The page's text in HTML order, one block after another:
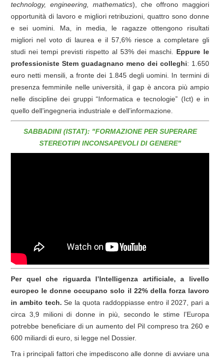
technology, engineering, mathematics), che offrono maggiori
opportunità di lavoro e migliori retribuzioni, quattro sono donne
e sei uomini. Ma, in media, le ragazze ottengono risultati
migliori nel voto di laurea e il 57,6% riesce a completare gli
studi nei tempi previsti rispetto al 53% dei maschi. Eppure le
professioniste Stem guadagnano meno dei colleghi: 1.650
euro netti mensili, a fronte dei 1.845 degli uomini. In termini di
presenza femminile nelle università, il gap è ancora più ampio
nelle discipline dei gruppi “Informatica e tecnologie” (Ict) e in
quello dell’ingegneria industriale e dell’informazione.
SABBADINI (ISTAT): "FORMAZIONE PER SUPERARE
STEREOTIPI INCONSAPEVOLI DI GENERE"
Per quel che riguarda l’Intelligenza artificiale, a livello
europeo le donne occupano solo il 22% della forza lavoro
in ambito tech. Se la quota raddoppiasse entro il 2027, pari a
circa 3,9 milioni di donne in più, secondo le stime l’Europa
potrebbe beneficiare di un aumento del Pil compreso tra 260 e
600 miliardi di euro, si legge nel Dossier.
Tra i principali fattori che impediscono alle donne di avviare una